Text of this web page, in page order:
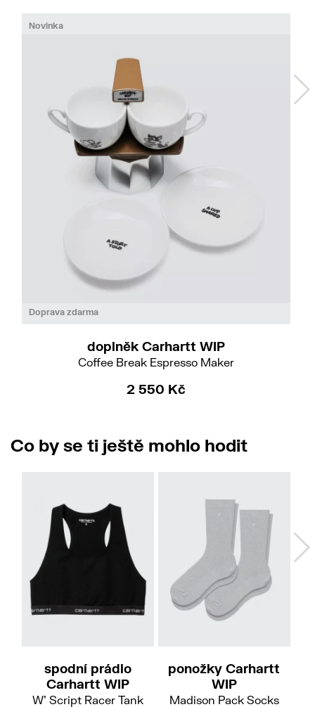
Doprava zdarma
Novinka
doplněk Carhartt WIP
Coffee Break Espresso Maker
2 550 Kč
Co by se ti ještě mohlo hodit
spodní prádlo
Carhartt WIP
W' Script Racer Tank
ponožky Carhartt
WIP
Madison Pack Socks